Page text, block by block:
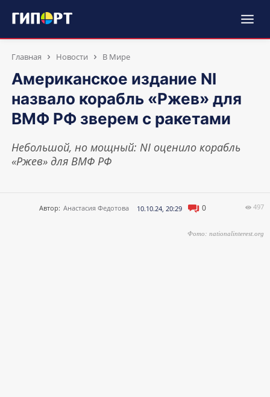
Главная Новости В Мире
Американское издание NI
назвало корабль «Ржев» для
ВМФ РФ зверем с ракетами
Небольшой, но мощный: NI оценило корабль
«Ржев» для ВМФ РФ
Автор: Анастасия Федотова 10.10.24, 20:29 0 497
Фото: nationalinterest.org